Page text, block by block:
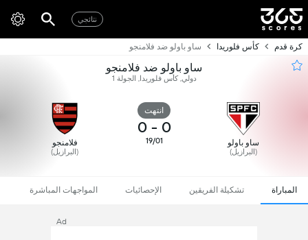
نتائجي
كرة قدم كأس فلوريدا ساو باولو ضد فلامنجو
ساو باولو ضد فلامنجو
دولي, كأس فلوريدا, الجولة 1
ساو باولو
(البرازيل)
انتهت
0
-
0
19/01 فلامنجو
(البرازيل)
المباراة تشكيلة الفريقين الإحصائيات المواجهات المباشرة
Ad